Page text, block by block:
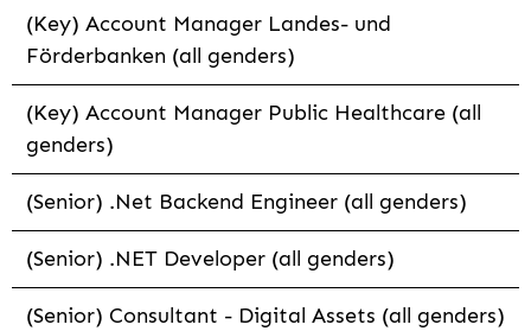
(Key) Account Manager Landes- und
Förderbanken (all genders)
(Key) Account Manager Public Healthcare (all
genders)
(Senior) .Net Backend Engineer (all genders)
(Senior) .NET Developer (all genders)
(Senior) Consultant - Digital Assets (all genders)